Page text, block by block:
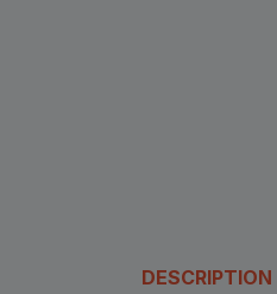
DESCRIPTION